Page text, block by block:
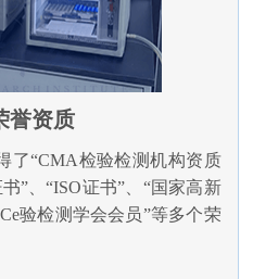
誉资质
了“CMA检验检测机构资质
”、“ISO证书”、“国家高新
验检测学会会员”等多个荣